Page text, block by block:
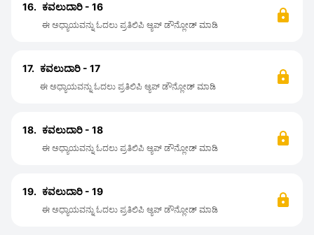
16. ಕವಲುದಾರಿ - 16
ಈ ಅಧ್ಯಾಯವನ್ನು ಓದಲು ಪ್ರತಿಲಿಪಿ ಆ್ಯಪ್ ಡೌನ್ಲೋಡ್ ಮಾಡಿ
17. ಕವಲುದಾರಿ - 17
ಈ ಅಧ್ಯಾಯವನ್ನು ಓದಲು ಪ್ರತಿಲಿಪಿ ಆ್ಯಪ್ ಡೌನ್ಲೋಡ್ ಮಾಡಿ
18. ಕವಲುದಾರಿ - 18
ಈ ಅಧ್ಯಾಯವನ್ನು ಓದಲು ಪ್ರತಿಲಿಪಿ ಆ್ಯಪ್ ಡೌನ್ಲೋಡ್ ಮಾಡಿ
19. ಕವಲುದಾರಿ - 19
ಈ ಅಧ್ಯಾಯವನ್ನು ಓದಲು ಪ್ರತಿಲಿಪಿ ಆ್ಯಪ್ ಡೌನ್ಲೋಡ್ ಮಾಡಿ